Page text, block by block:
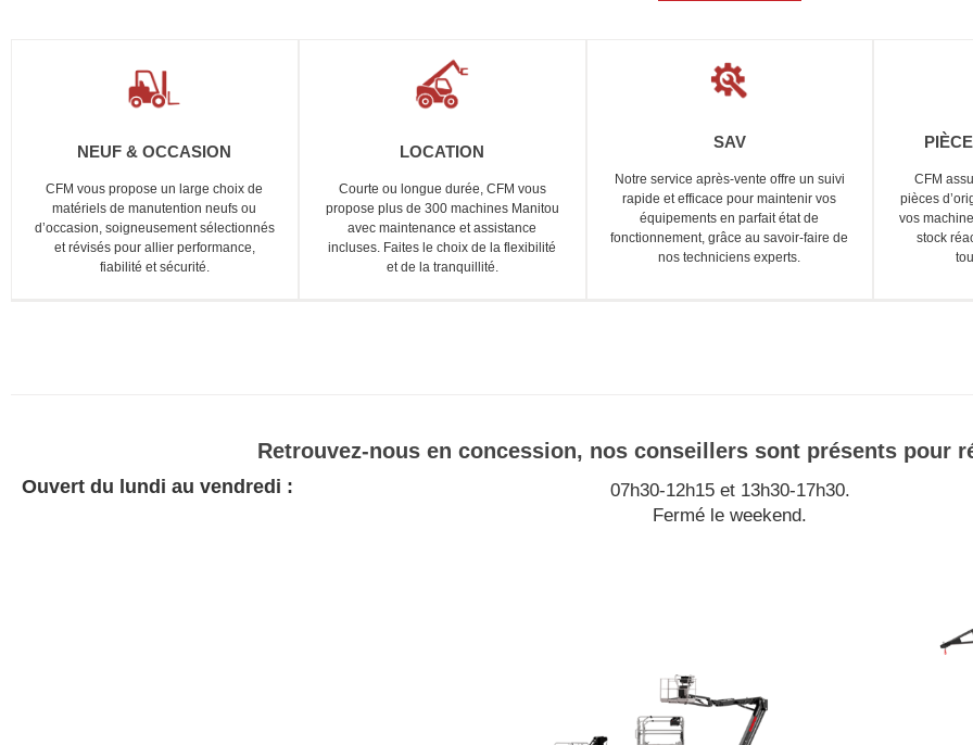
NEUF & OCCASION
CFM vous propose un large choix de
matériels de manutention neufs ou
d’occasion, soigneusement sélectionnés
et révisés pour allier performance,
fiabilité et sécurité.
LOCATION
Courte ou longue durée, CFM vous
propose plus de 300 machines Manitou
avec maintenance et assistance
incluses. Faites le choix de la flexibilité
et de la tranquillité.
SAV
Notre service après-vente offre un suivi
rapide et efficace pour maintenir vos
équipements en parfait état de
fonctionnement, grâce au savoir-faire de
nos techniciens experts.
CFM
pièces
vos
stock
Retrouvez-nous en concession, nos conseillers sont présents pour
Ouvert du lundi au vendredi :
07h30-12h15 et 13h30-17h30.
Fermé le weekend.